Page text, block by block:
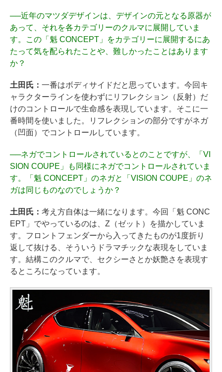
──近年のマツダデザインは、デザインの元となる原器が
あって、それを各カテゴリーのクルマに展開していま
す。この「魁 CONCEPT」をカテゴリーに展開するにあ
たって気を配られたことや、難しかったことはあります
か？
土田氏： 一番はボディサイドだと思っています。今回キ
ャラクターラインを使わずにリフレクション（反射）だ
けのコントロールで生命感を表現しています。そこに一
番時間を使いました。リフレクションの部分ですがネガ
（凹面）でコントロールしています。
──ネガでコントロールされているとのことですが、「VI
SION COUPE」も同様にネガでコントロールされていま
す。「魁 CONCEPT」のネガと「VISION COUPE」のネ
ガは同じものなのでしょうか？
土田氏： 考え方自体は一緒になります。今回「魁 CONC
EPT」でやっているのは、Z（ゼット）を描かしていま
す。フロントフェンダーから入ってきたものが1度折り
返して抜ける、そういうドラマチックな表現をしていま
す。結構このクルマで、セクシーさとか妖艶さを表現す
るところになっています。